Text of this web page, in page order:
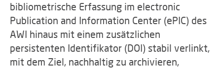
bibliometrische Erfassung im electronic
Publication and Information Center (ePIC) des
AWI hinaus mit einem zusätzlichen
persistenten Identifikator (DOI) stabil verlinkt,
mit dem Ziel, nachhaltig zu archivieren,